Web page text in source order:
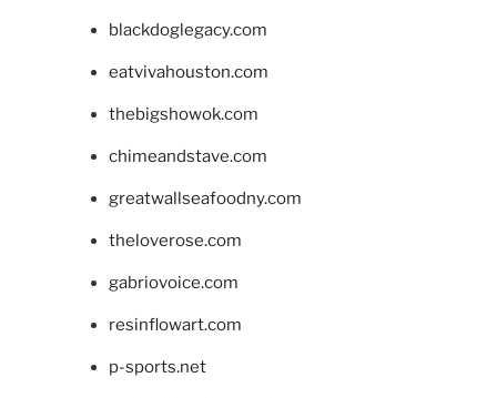
blackdoglegacy.com
eatvivahouston.com
thebigshowok.com
chimeandstave.com
greatwallseafoodny.com
theloverose.com
gabriovoice.com
resinflowart.com
p-sports.net